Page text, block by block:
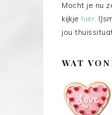
Mocht je nu
kijkje hier.
jou
WAT